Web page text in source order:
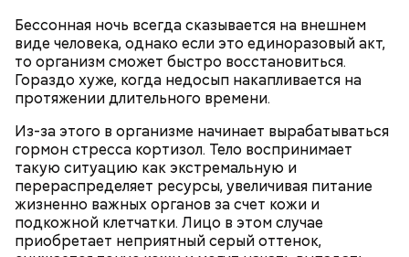
Бессонная ночь всегда сказывается на внешнем
виде человека, однако если это единоразовый акт,
то организм сможет быстро восстановиться.
Гораздо хуже, когда недосып накапливается на
протяжении длительного времени.
Из-за этого в организме начинает вырабатываться
гормон стресса кортизол. Тело воспринимает
такую ситуацию как экстремальную и
перераспределяет ресурсы, увеличивая питание
жизненно важных органов за счет кожи и
подкожной клетчатки. Лицо в этом случае
приобретает неприятный серый оттенок,
— В дыне содержится много сахара, который
выводят токсины из организма
рака: чем полезен кресс-салат